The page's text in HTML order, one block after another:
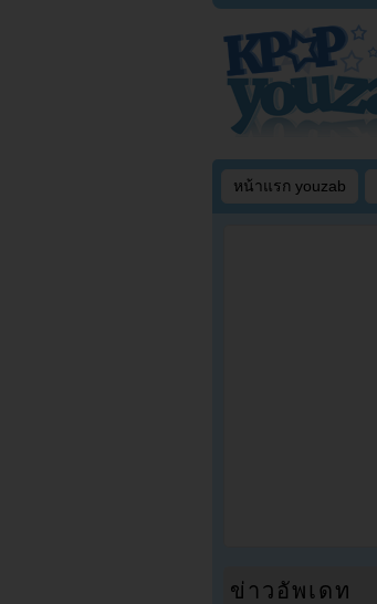
หน้าแรก youzab
ข่าวอัพเดท